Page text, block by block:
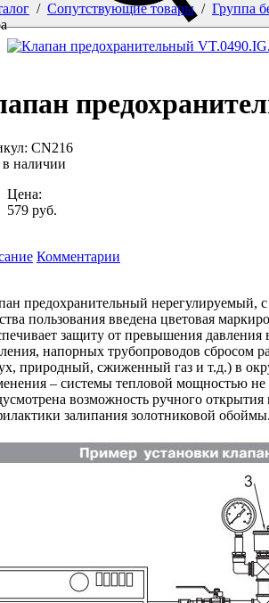
/ Сопутствующие товары / Группа
CN216
в наличии
Цена:
579 руб.
Комментарии
предохранительный нерегулируемый,
пользования введена цветовая
защиту от превышения давления
напорных трубопроводов сбросом
природный, сжиженный газ и т.д.) в
– системы тепловой мощностью не
возможность ручного открытия
залипания золотниковой